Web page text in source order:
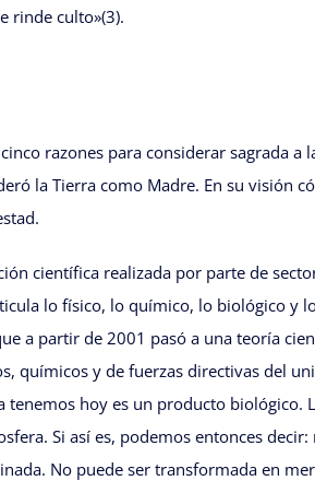
rinde culto»(3).
razones para considerar sagrada
la Tierra como Madre. En su visión
científica realizada por parte de
lo físico, lo químico, lo biológico y
a partir de 2001 pasó a una teoría
químicos y de fuerzas directivas del
tenemos hoy es un producto
Si así es, podemos entonces
No puede ser transformada en